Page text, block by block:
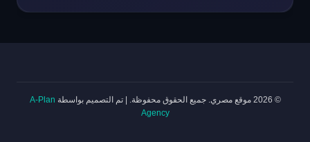
© 2026 موقع مصري. جميع الحقوق محفوظة. |تم التصميم بواسطة A-Plan
Agency